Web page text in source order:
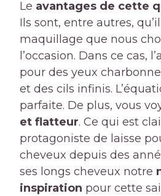
Le avantages de cette
Ils sont, entre autres,
maquillage que nous
l’occasion. Dans ce cas,
pour des yeux
et des cils infinis.
parfaite. De plus, vous
et flatteur. Ce qui est
protagoniste de laisse
cheveux depuis des
ses longs cheveux notre
inspiration pour cette